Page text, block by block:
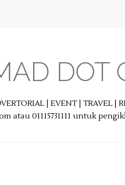
DOT
| EVENT | TRAVEL |
atau 01115731111 untuk